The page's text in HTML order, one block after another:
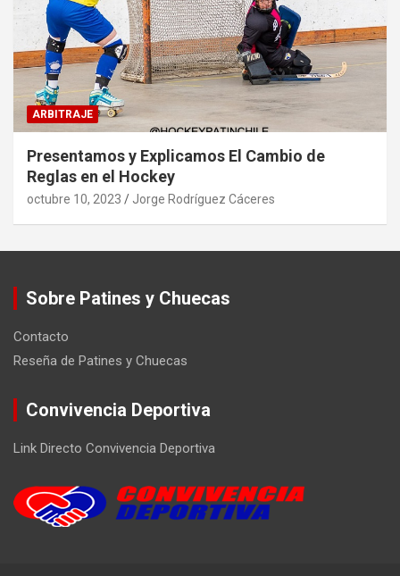
ARBITRAJE
Presentamos y Explicamos El Cambio de
Reglas en el Hockey
octubre 10, 2023 Jorge Rodríguez Cáceres
Sobre Patines y Chuecas
Contacto
Reseña de Patines y Chuecas
Convivencia Deportiva
Link Directo Convivencia Deportiva